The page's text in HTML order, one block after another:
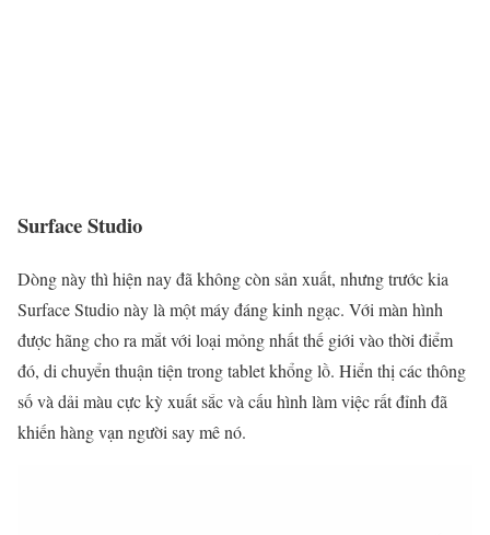
Surface Studio
Dòng này thì hiện nay đã không còn sản xuất, nhưng trước kia
Surface Studio này là một máy đáng kinh ngạc. Với màn hình
được hãng cho ra mắt với loại mỏng nhất thế giới vào thời điểm
đó, di chuyển thuận tiện trong tablet khổng lồ. Hiển thị các thông
số và dải màu cực kỳ xuất sắc và cấu hình làm việc rất đỉnh đã
khiến hàng vạn người say mê nó.